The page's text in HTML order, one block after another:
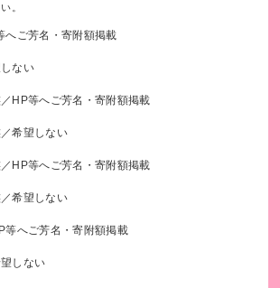
。
へご芳名・寄附額掲載
ない
HP等へご芳名・寄附額掲載
希望しない
HP等へご芳名・寄附額掲載
希望しない
等へご芳名・寄附額掲載
しない